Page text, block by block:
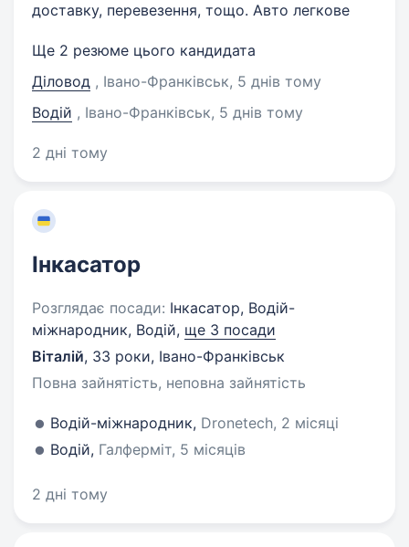
доставку, перевезення, тощо. Авто легкове
Ще 2 резюме цього кандидата
Діловод , Івано-Франківськ, 5 днів тому
Водій , Івано-Франківськ, 5 днів тому
2 дні тому
Інкасатор
Розглядає посади: Інкасатор, Водій-
міжнародник, Водій, ще 3 посади
Віталій, 33 роки, Івано-Франківськ
Повна зайнятість, неповна зайнятість
Водій-міжнародник, Dronetech, 2 місяці
Водій, Галферміт, 5 місяців
2 дні тому